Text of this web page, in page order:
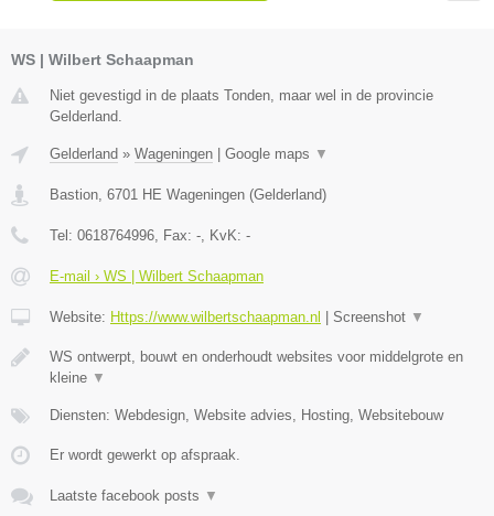
WS | Wilbert Schaapman
Niet gevestigd in de plaats Tonden, maar wel in de provincie
Gelderland.
Gelderland » Wageningen Google maps ▼
Bastion, 6701 HE Wageningen (Gelderland)
Tel: 0618764996, Fax: -, KvK: -
E-mail › WS | Wilbert Schaapman
Website: Https://www.wilbertschaapman.nl Screenshot ▼
WS ontwerpt, bouwt en onderhoudt websites voor middelgrote en
kleine ▼
Diensten: Webdesign, Website advies, Hosting, Websitebouw
Er wordt gewerkt op afspraak.
Laatste facebook posts ▼